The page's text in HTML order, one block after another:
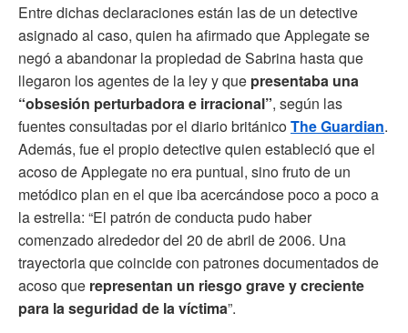
Entre dichas declaraciones están las de un detective
asignado al caso, quien ha afirmado que Applegate se
negó a abandonar la propiedad de Sabrina hasta que
llegaron los agentes de la ley y que presentaba una
“obsesión perturbadora e irracional”, según las
fuentes consultadas por el diario británicoThe Guardian.
Además, fue el propio detective quien estableció que el
acoso de Applegate no era puntual, sino fruto de un
metódico plan en el que iba acercándose poco a poco a
la estrella: “El patrón de conducta pudo haber
comenzado alrededor del 20 de abril de 2006. Una
trayectoria que coincide con patrones documentados de
acoso que representan un riesgo grave y creciente
para la seguridad de la víctima”.